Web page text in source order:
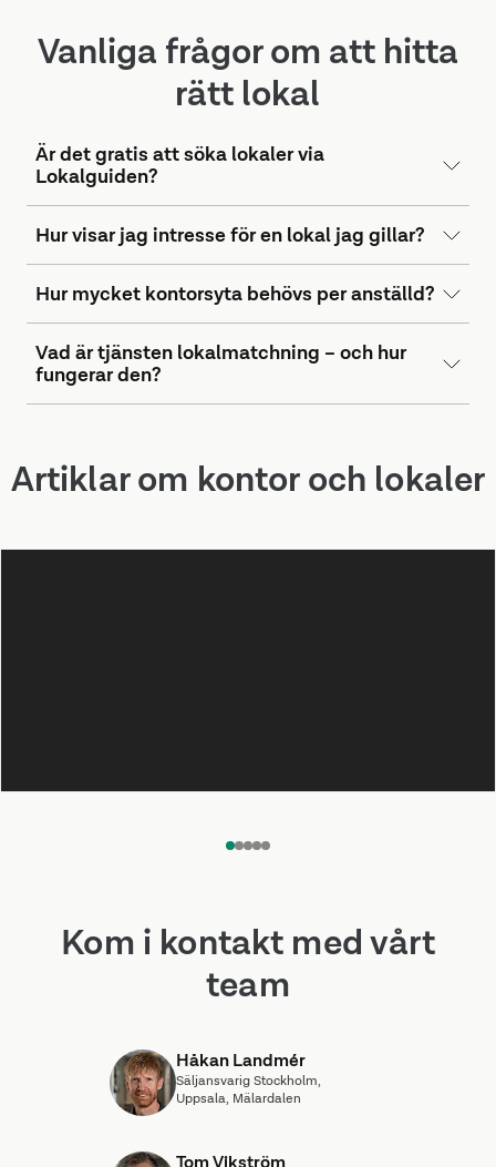
Vanliga frågor om att hitta
rätt lokal
Är det gratis att söka lokaler via
Lokalguiden?
Hur visar jag intresse för en lokal jag gillar?
Hur mycket kontorsyta behövs per anställd?
Vad är tjänsten lokalmatchning – och hur
fungerar den?
Artiklar om kontor och lokaler
Öppnar ny butik på Väla
12345
Kom i kontakt med vårt
team
Håkan Landmér
Säljansvarig Stockholm,
Uppsala, Mälardalen
Tom Vikström